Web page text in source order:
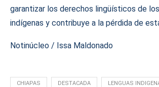
garantizar los derechos lingüísticos de
indígenas y contribuye a la pérdida de
Notinúcleo / Issa Maldonado
CHIAPAS DESTACADA LENGUAS